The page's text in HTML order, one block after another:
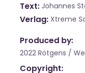
Text Johannes
Verlag Xtreme
Produced by:
2022 Rötgens /
Copyright: